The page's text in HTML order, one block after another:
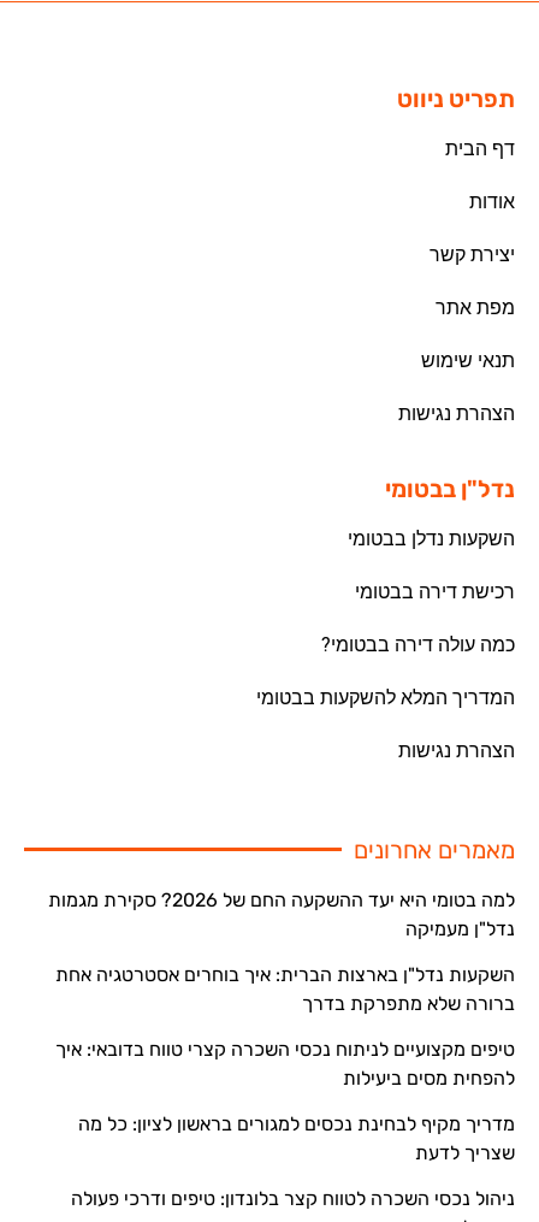
תפריט ניווט
דף הבית
אודות
יצירת קשר
מפת אתר
תנאי שימוש
הצהרת נגישות
נדל"ן בבטומי
השקעות נדלן בבטומי
רכישת דירה בבטומי
כמה עולה דירה בבטומי?
המדריך המלא להשקעות בבטומי
הצהרת נגישות
מאמרים אחרונים
למה בטומי היא יעד ההשקעה החם של 2026? סקירת מגמות
נדל"ן מעמיקה
השקעות נדל"ן בארצות הברית: איך בוחרים אסטרטגיה אחת
ברורה שלא מתפרקת בדרך
טיפים מקצועיים לניתוח נכסי השכרה קצרי טווח בדובאי: איך
להפחית מסים ביעילות
מדריך מקיף לבחינת נכסים למגורים בראשון לציון: כל מה
שצריך לדעת
ניהול נכסי השכרה לטווח קצר בלונדון: טיפים ודרכי פעולה